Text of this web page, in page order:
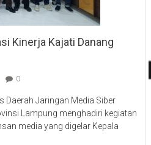
Kinerja Kajati Danang
0
Daerah Jaringan Media Siber
Lampung menghadiri kegiatan
media yang digelar Kepala